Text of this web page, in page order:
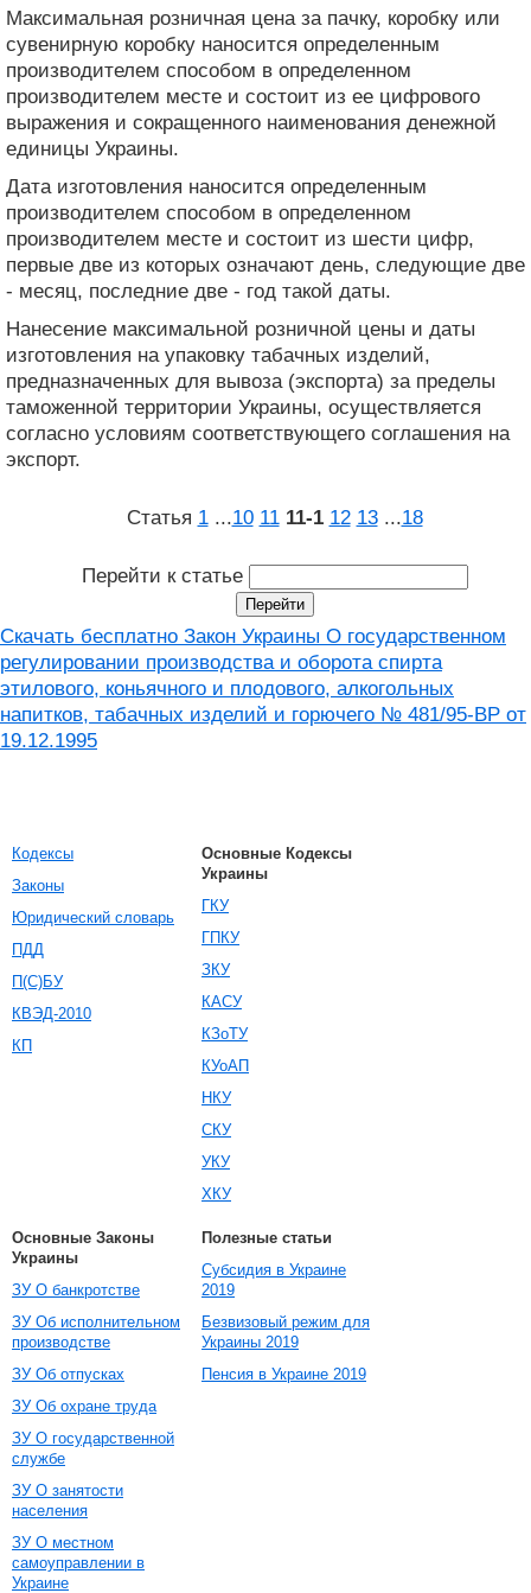
Максимальная розничная цена за пачку, коробку или
сувенирную коробку наносится определенным
производителем способом в определенном
производителем месте и состоит из ее цифрового
выражения и сокращенного наименования денежной
единицы Украины.
Дата изготовления наносится определенным
производителем способом в определенном
производителем месте и состоит из шести цифр,
первые две из которых означают день, следующие две
- месяц, последние две - год такой даты.
Нанесение максимальной розничной цены и даты
изготовления на упаковку табачных изделий,
предназначенных для вывоза (экспорта) за пределы
таможенной территории Украины, осуществляется
согласно условиям соответствующего соглашения на
экспорт.
Статья 1 ...10 11 11‑1 12 13 ...18
Перейти к статье
Скачать бесплатно Закон Украины О государственном
регулировании производства и оборота спирта
этилового, коньячного и плодового, алкогольных
напитков, табачных изделий и горючего № 481/95-ВР от
19.12.1995
Кодексы
Законы
Юридический словарь
ПДД
П(С)БУ
КВЭД-2010
КП
Основные Кодексы
Украины
ГКУ
ГПКУ
ЗКУ
КАСУ
КЗоТУ
КУоАП
НКУ
СКУ
УКУ
ХКУ
Основные Законы
Украины
ЗУ О банкротстве
ЗУ Об исполнительном
производстве
ЗУ Об отпусках
ЗУ Об охране труда
ЗУ О государственной
службе
ЗУ О занятости
населения
ЗУ О местном
самоуправлении в
Украине
Полезные статьи
Субсидия в Украине
2019
Безвизовый режим для
Украины 2019
Пенсия в Украине 2019